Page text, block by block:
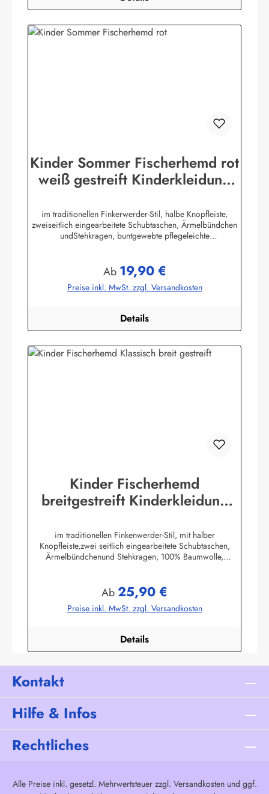
Kinder Sommer Fischerhemd rot
weiß gestreift Kinderkleidung
im traditionellen Finkerwerder-Stil, halbe Knopfleiste,
zweiseitlich eingearbeitete Schubtaschen, Ärmelbündchen
undStehkragen, buntgewebte pflegeleichte
GmbHHeglitzer Str. 1226409 Wittmundinfo@modas-
bekleidung.de
Regulärer Preis:
Ab 19,90 €
Preise inkl. MwSt. zzgl. Versandkosten
Details
Kinder Fischerhemd
breitgestreift Kinderkleidung
im traditionellen Finkenwerder-Stil, mit halber
Knopfleiste,zwei seitlich eingearbeitete Schubtaschen,
Ärmelbündchenund Stehkragen, 100% Baumwolle,
Wittmundinfo@modas-bekleidung.de
Regulärer Preis:
Ab25,90 €
Preise inkl. MwSt. zzgl. Versandkosten
Details
Kontakt
Hilfe & Infos
Rechtliches
Alle Preise inkl. gesetzl. Mehrwertsteuer zzgl. Versandkostenund ggf.